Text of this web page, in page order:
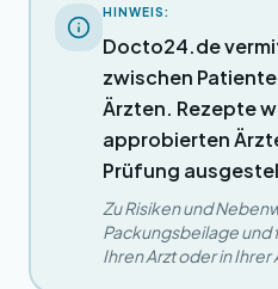
HINWEIS:
Docto24.de
zwischen
Ärzten. Rezepte
approbierten
Prüfung
Zu Risiken und
Packungsbeilage und
Ihren Arzt oder in